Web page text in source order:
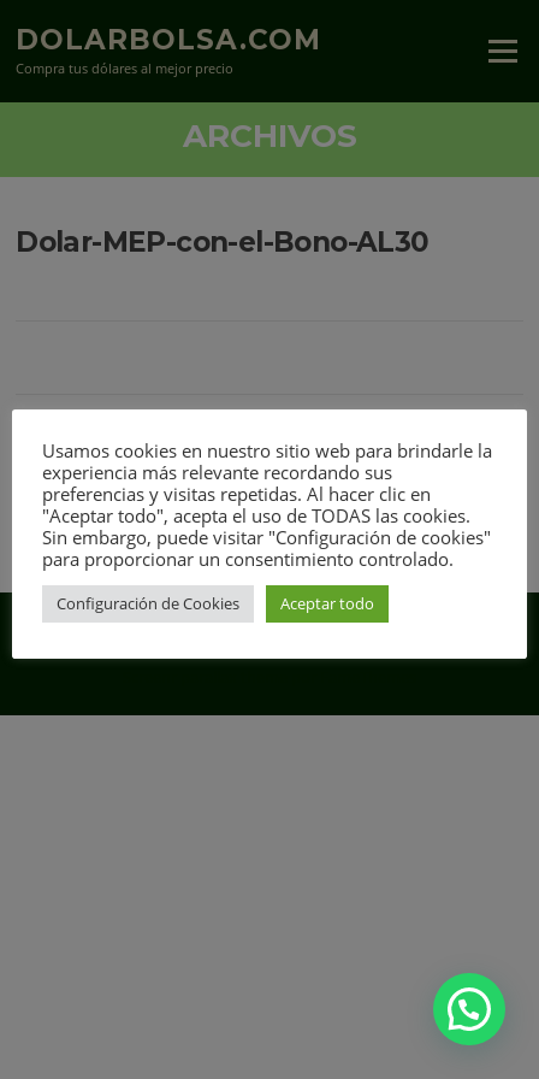
contenido
DOLARBOLSA.COM
Compra tus dólares al mejor precio
Menú
ARCHIVOS
Dolar-MEP-con-el-Bono-AL30
DEJA UNA RESPUESTA
Lo siento, debes estarconectado para publicar un comentario.
Usamos cookies en nuestro sitio web para brindarle la
experiencia más relevante recordando sus
preferencias y visitas repetidas. Al hacer clic en
"Aceptar todo", acepta el uso de TODAS las cookies.
Sin embargo, puede visitar "Configuración de cookies"
para proporcionar un consentimiento controlado.
Configuración de Cookies Aceptar todo